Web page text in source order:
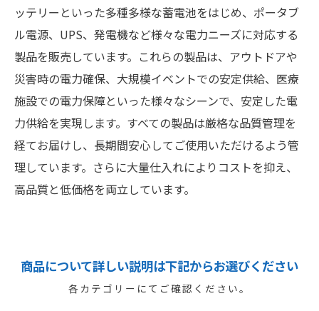
ッテリーといった多種多様な蓄電池をはじめ、ポータブ
ル電源、UPS、発電機など様々な電力ニーズに対応する
製品を販売しています。これらの製品は、アウトドアや
災害時の電力確保、大規模イベントでの安定供給、医療
施設での電力保障といった様々なシーンで、安定した電
力供給を実現します。すべての製品は厳格な品質管理を
経てお届けし、長期間安心してご使用いただけるよう管
理しています。さらに大量仕入れによりコストを抑え、
高品質と低価格を両立しています。
商品について詳しい説明は下記からお選びください
各カテゴリーにてご確認ください。